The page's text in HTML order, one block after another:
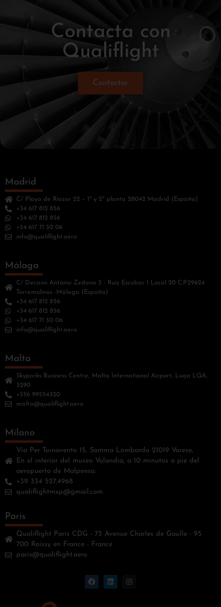
Contacta con
Qualiflight
Contactar
Madrid
C/ Playa de Riazor 22 – 1º y 2º planta 28042 Madrid (España)
+34 617 812 856
+34 617 812 856
+34 617 71 30 06
info@qualiflight.aero
Málaga
C/ Decano Antonio Zedano 3 - Ruiz Escobar 1 Local 20 C.P.29624
Torremolinos -Málaga (España)
+34 617 812 856
+34 617 812 856
+34 617 71 30 06
info@qualiflight.aero
Malta
Skyparks Business Centre, Malta International Airport, Luqa LQA,
3290
+356 99554320
malta@qualiflight.aero
Milano
Vía Per Tornavento 15, Somma Lombardo 21019 Varese,
En el interior del museo Volandia, a 10 minutos a pie del
aeropuerto de Malpensa.
+39 334 527.4968
qualiflightmxp@gmail.com
Paris
Qualiflight Paris CDG - 73 Avenue Charles de Gaulle - 95
700 Roissy en France - France
paris@qualiflight.aero